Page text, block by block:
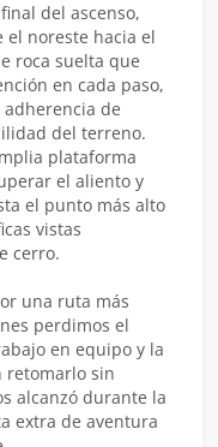
del ascenso,
noreste hacia el
roca suelta que
en cada paso,
de
del terreno.
plataforma
el aliento y
el punto más alto
vistas
cerro.
una ruta más
perdimos el
en equipo y la
retomarlo sin
alcanzó durante la
extra de aventura